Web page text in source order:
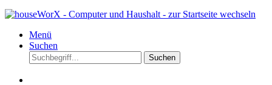
Menü
Suchen
Suchen